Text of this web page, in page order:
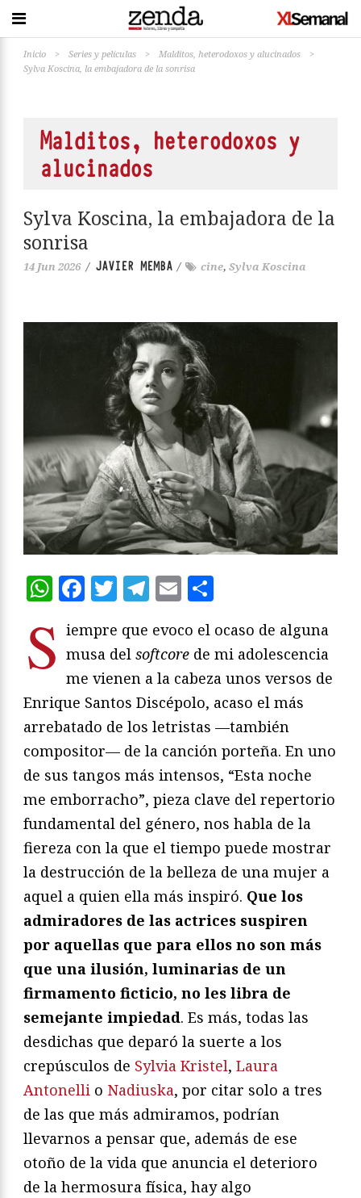
Inicio > Series y películas > Malditos, heterodoxos y alucinados
>
Sylva Koscina, la embajadora de la sonrisa
Malditos, heterodoxos y
alucinados
Sylva Koscina, la embajadora de la
sonrisa
14 Jun 2026 / JAVIER MEMBA / cine, Sylva Koscina
WhatsApp
Facebook
Twitter
Telegram
Email
S iempre que evoco el ocaso de alguna
musa del softcore de mi adolescencia
me vienen a la cabeza unos versos de
Enrique Santos Discépolo, acaso el más
arrebatado de los letristas —también
compositor— de la canción porteña. En uno
de sus tangos más intensos, “Esta noche
me emborracho”, pieza clave del repertorio
fundamental del género, nos habla de la
fiereza con la que el tiempo puede mostrar
la destrucción de la belleza de una mujer a
aquel a quien ella más inspiró. Que los
admiradores de las actrices suspiren
por aquellas que para ellos no son más
que una ilusión, luminarias de un
firmamento ficticio, no les libra de
semejante impiedad. Es más, todas las
desdichas que deparó la suerte a los
crepúsculos de Sylvia Kristel, Laura
Antonelli o Nadiuska, por citar solo a tres
de las que más admiramos, podrían
llevarnos a pensar que, además de ese
otoño de la vida que anuncia el deterioro
de la hermosura física, hay algo